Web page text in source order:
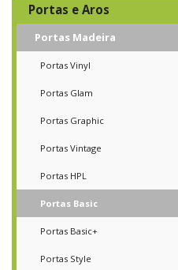
Portas e Aros
Portas Madeira
Portas Vinyl
Portas Glam
Portas Graphic
Portas Vintage
Portas HPL
Portas Basic
Portas Basic+
Portas Style